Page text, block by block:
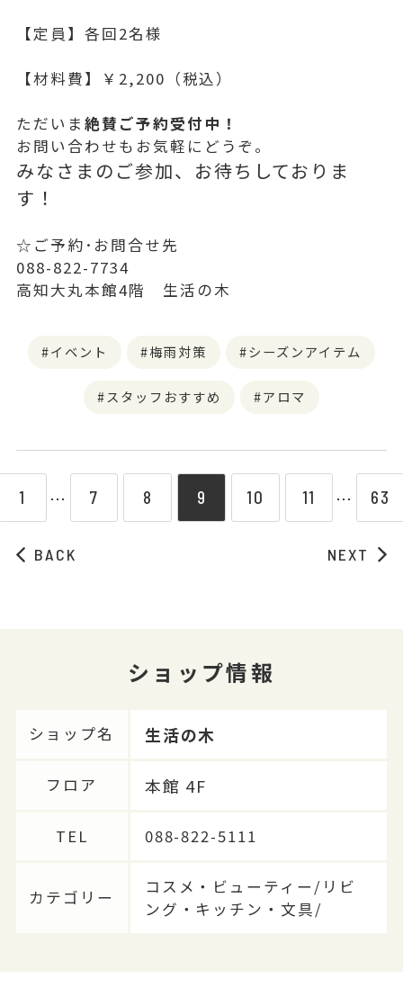
【定員】各回2名様
【材料費】￥2,200（税込）
ただいま 絶賛ご予約受付中！
お問い合わせもお気軽にどうぞ。
みなさまのご参加、お待ちしておりま
す！
☆ご予約･お問合せ先
088-822-7734
高知大丸本館4階 生活の木
イベント 梅雨対策 シーズンアイテム
スタッフおすすめ アロマ
BACK
1 ⋯ 7 8 9 10 11 ⋯ 63
NEXT
ショップ情報
ショップ名 生活の木
フロア 本館 4F
TEL 088-822-5111
カテゴリー
コスメ・ビューティー/リビ
ング・キッチン・文具/